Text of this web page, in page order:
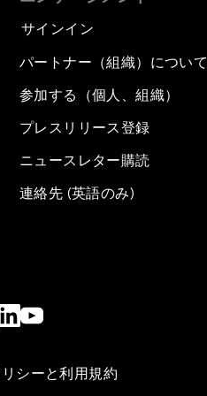
サインイン
パートナー（組織）につい
参加する（個人、組織）
プレスリリース登録
ニュースレター購読
連絡先 (英語のみ)
シーと利用規約